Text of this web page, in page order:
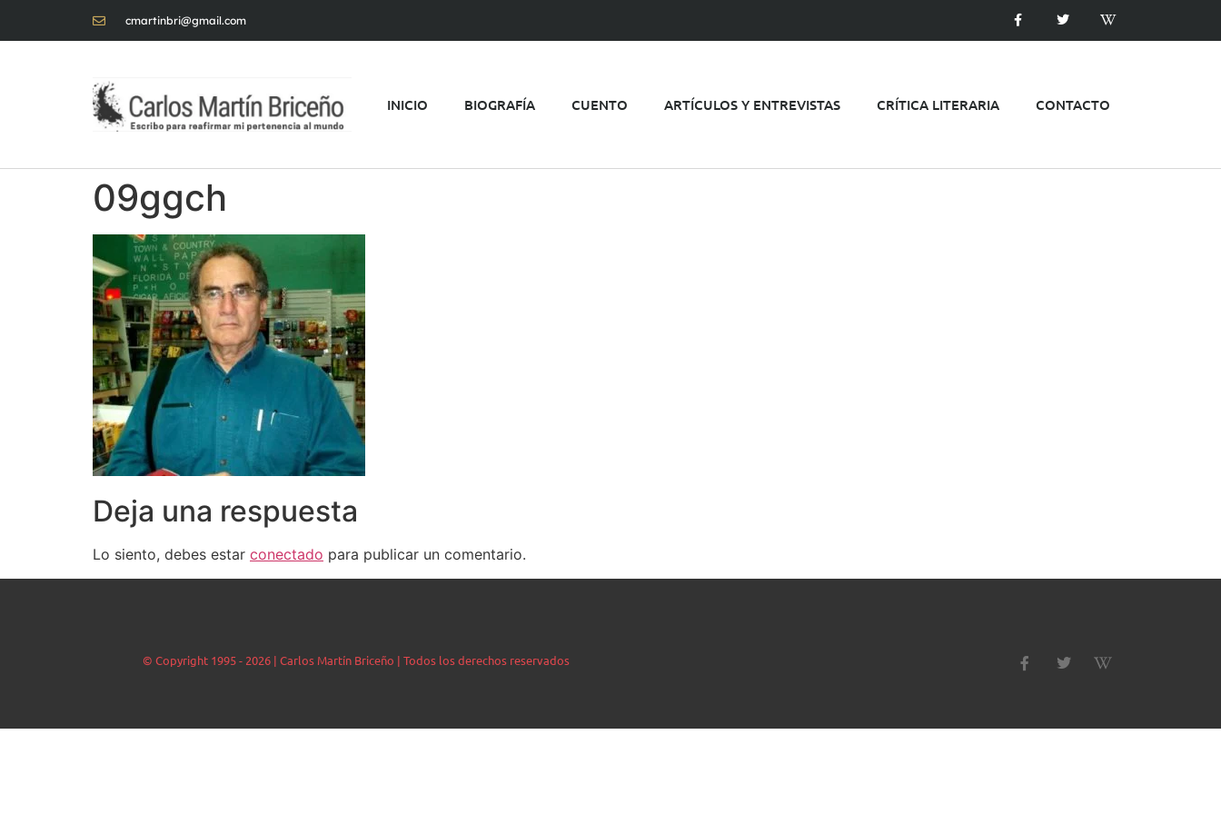
cmartinbri@gmail.com
INICIO BIOGRAFÍA CUENTO ARTÍCULOS Y ENTREVISTAS CRÍTICA LITERARIA CONTACTO
09ggch
Deja una respuesta
Lo siento, debes estar conectado para publicar un comentario.
© Copyright 1995 - 2026 | Carlos Martín Briceño | Todos los derechos reservados